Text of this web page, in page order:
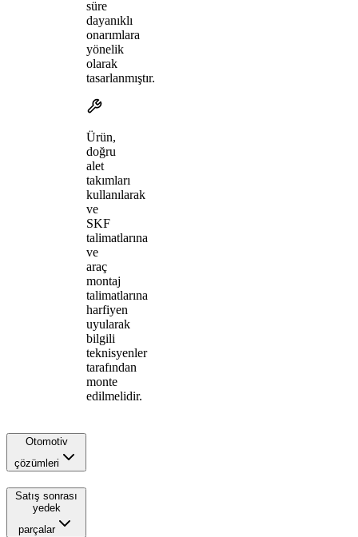
süre
dayanıklı
onarımlara
yönelik
olarak
tasarlanmıştır.
Ürün,
doğru
alet
takımları
kullanılarak
ve
SKF
talimatlarına
ve
araç
montaj
talimatlarına
harfiyen
uyularak
bilgili
teknisyenler
tarafından
monte
edilmelidir.
Otomotiv
çözümleri
Satış sonrası
yedek
parçalar